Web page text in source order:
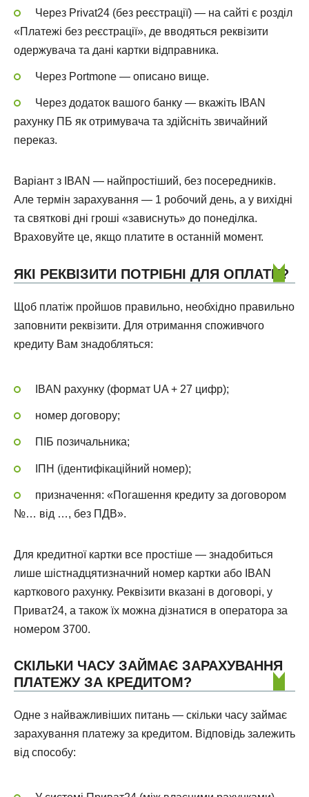
Через Privat24 (без реєстрації) — на сайті є розділ
«Платежі без реєстрації», де вводяться реквізити
одержувача та дані картки відправника.
Через Portmone — описано вище.
Через додаток вашого банку — вкажіть IBAN
рахунку ПБ як отримувача та здійсніть звичайний
переказ.
Варіант з IBAN — найпростіший, без посередників.
Але термін зарахування — 1 робочий день, а у вихідні
та святкові дні гроші «зависнуть» до понеділка.
Враховуйте це, якщо платите в останній момент.
ЯКІ РЕКВІЗИТИ ПОТРІБНІ ДЛЯ ОПЛАТИ?
Щоб платіж пройшов правильно, необхідно правильно
заповнити реквізити. Для отримання споживчого
кредиту Вам знадобляться:
IBAN рахунку (формат UA + 27 цифр);
номер договору;
ПІБ позичальника;
ІПН (ідентифікаційний номер);
призначення: «Погашення кредиту за договором
№… від …, без ПДВ».
Для кредитної картки все простіше — знадобиться
лише шістнадцятизначний номер картки або IBAN
карткового рахунку. Реквізити вказані в договорі, у
Приват24, а також їх можна дізнатися в оператора за
номером 3700.
СКІЛЬКИ ЧАСУ ЗАЙМАЄ ЗАРАХУВАННЯ
ПЛАТЕЖУ ЗА КРЕДИТОМ?
Одне з найважливіших питань — скільки часу займає
зарахування платежу за кредитом. Відповідь залежить
від способу: